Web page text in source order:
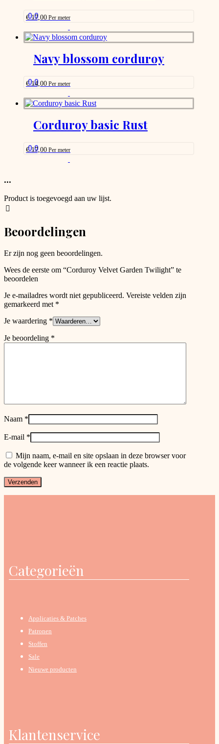
on
page
0.0
€17,00 Per meter
product
has
options
that
on
page
Navy blossom corduroy
0.0
€14,00 Per meter
product
has
that
Corduroy basic Rust
0.0
€17,00 Per meter
...
Product is toegevoegd aan uw lijst.
Beoordelingen
Er zijn nog geen beoordelingen.
Wees de eerste om “Corduroy Velvet Garden Twilight” te
beoordelen
Je e-mailadres wordt niet gepubliceerd. Vereiste velden zijn
gemarkeerd met *
Je waardering *
Je beoordeling *
Naam *
E-mail *
Mijn naam, e-mail en site opslaan in deze browser voor
de volgende keer wanneer ik een reactie plaats.
Categorieën
Applicaties & Patches
Patronen
Stoffen
Sale
Nieuwe producten
Klantenservice